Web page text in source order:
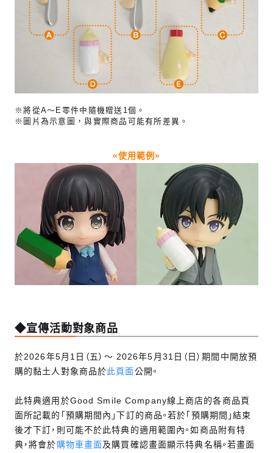
※將從A～E零件中隨機贈送1個。
※圖片為示意圖，與實際商品可能有所差異。
«使用範例»
◆宣傳活動對象商品
於2026年5月1日（五）～ 2026年5月31日（日）期間中開放預
購的黏土人對象商品於此頁面公開。
此特典適用於Good Smile Company線上商店的各商品頁
面所記載的「預購期間內」下訂的商品。若於「預購期間」結束
後才下訂，則可能不於此特典的適用範圍內。如商品附有特
典，將會於購物車畫面及購買確認畫面顯示特典名稱。若畫面